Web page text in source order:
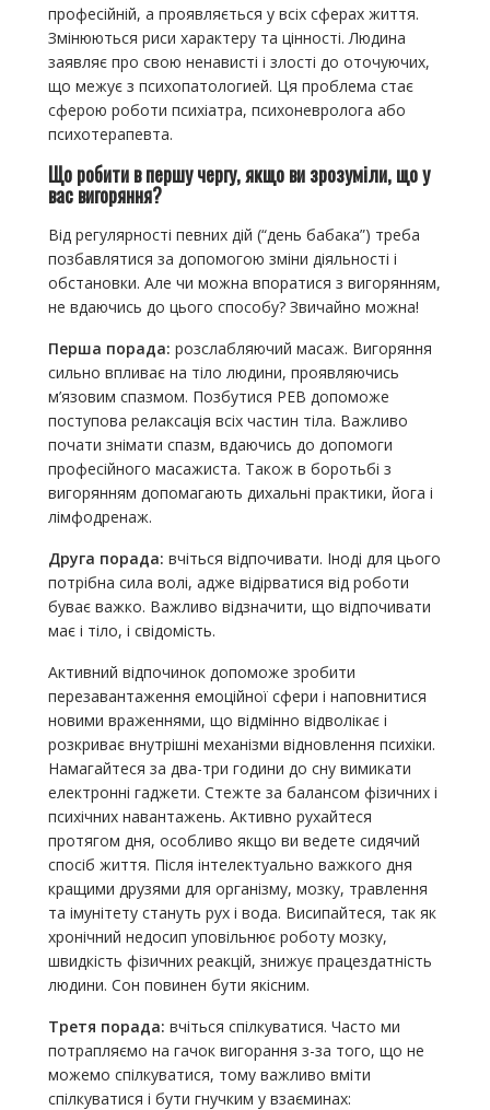
професійній, а проявляється у всіх сферах життя.
Змінюються риси характеру та цінності. Людина
заявляє про свою ненависті і злості до оточуючих,
що межує з психопатологией. Ця проблема стає
сферою роботи психіатра, психоневролога або
психотерапевта.
Що робити в першу чергу, якщо ви зрозуміли, що у
вас вигоряння?
Від регулярності певних дій (“день бабака”) треба
позбавлятися за допомогою зміни діяльності і
обстановки. Але чи можна впоратися з вигорянням,
не вдаючись до цього способу? Звичайно можна!
Перша порада: розслабляючий масаж. Вигоряння
сильно впливає на тіло людини, проявляючись
м’язовим спазмом. Позбутися РЕВ допоможе
поступова релаксація всіх частин тіла. Важливо
почати знімати спазм, вдаючись до допомоги
професійного масажиста. Також в боротьбі з
вигорянням допомагають дихальні практики, йога і
лімфодренаж.
Друга порада: вчіться відпочивати. Іноді для цього
потрібна сила волі, адже відірватися від роботи
буває важко. Важливо відзначити, що відпочивати
має і тіло, і свідомість.
Активний відпочинок допоможе зробити
перезавантаження емоційної сфери і наповнитися
новими враженнями, що відмінно відволікає і
розкриває внутрішні механізми відновлення психіки.
Намагайтеся за два-три години до сну вимикати
електронні гаджети. Стежте за балансом фізичних і
психічних навантажень. Активно рухайтеся
протягом дня, особливо якщо ви ведете сидячий
спосіб життя. Після інтелектуально важкого дня
кращими друзями для організму, мозку, травлення
та імунітету стануть рух і вода. Висипайтеся, так як
хронічний недосип уповільнює роботу мозку,
швидкість фізичних реакцій, знижує працездатність
людини. Сон повинен бути якісним.
Третя порада: вчіться спілкуватися. Часто ми
потрапляємо на гачок вигорання з-за того, що не
можемо спілкуватися, тому важливо вміти
спілкуватися і бути гнучким у взаєминах: